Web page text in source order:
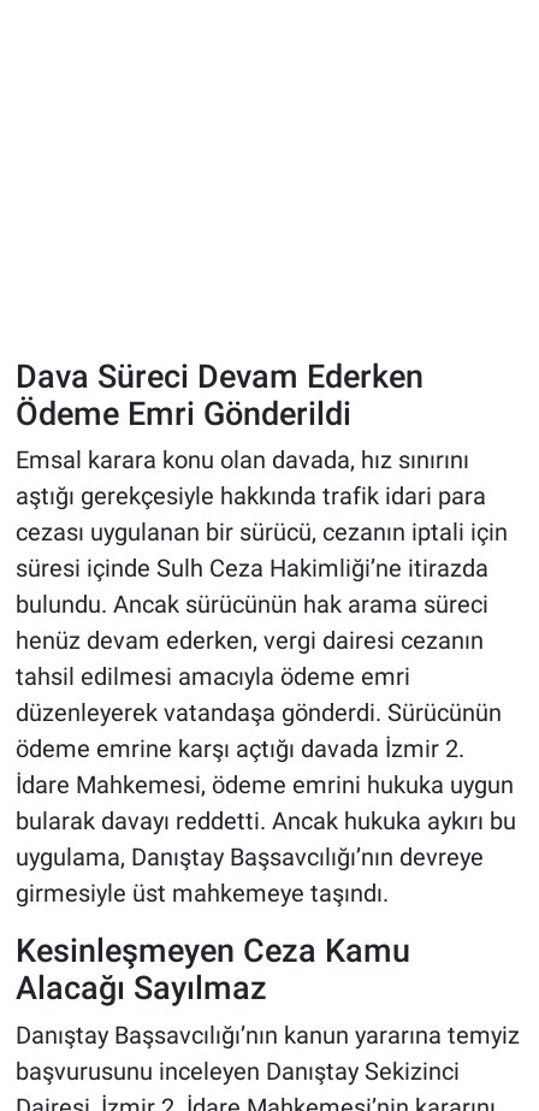
Dava Süreci Devam Ederken
Ödeme Emri Gönderildi
Emsal karara konu olan davada, hız sınırını
aştığı gerekçesiyle hakkında trafik idari para
cezası uygulanan bir sürücü, cezanın iptali için
süresi içinde Sulh Ceza Hakimliği’ne itirazda
bulundu. Ancak sürücünün hak arama süreci
henüz devam ederken, vergi dairesi cezanın
tahsil edilmesi amacıyla ödeme emri
düzenleyerek vatandaşa gönderdi. Sürücünün
ödeme emrine karşı açtığı davada İzmir 2.
İdare Mahkemesi, ödeme emrini hukuka uygun
bularak davayı reddetti. Ancak hukuka aykırı bu
uygulama, Danıştay Başsavcılığı’nın devreye
girmesiyle üst mahkemeye taşındı.
Kesinleşmeyen Ceza Kamu
Alacağı Sayılmaz
Danıştay Başsavcılığı’nın kanun yararına temyiz
başvurusunu inceleyen Danıştay Sekizinci